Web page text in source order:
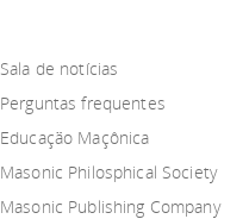
Sala de notícias
Perguntas frequentes
Educação Maçônica
Masonic Philosphical Society
Masonic Publishing Company